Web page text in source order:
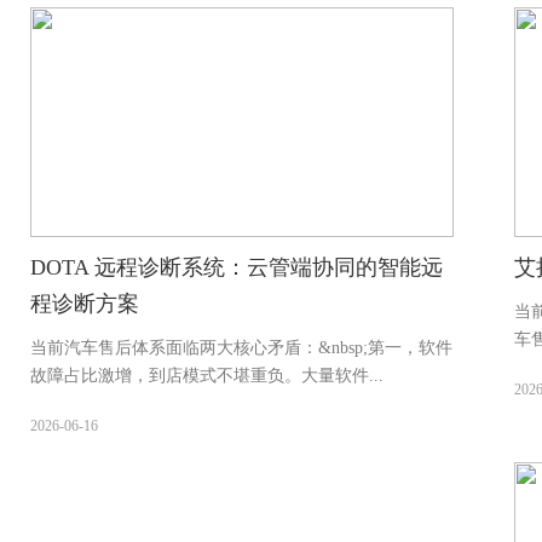
DOTA 远程诊断系统：云管端协同的智能远
程诊断方案
当前汽车售后体系面临两大核心矛盾：&nbsp;第一，软件
故障占比激增，到店模式不堪重负。大量软件...
2026-06-16
艾
当
车